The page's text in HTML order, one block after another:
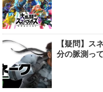
【疑問】ス
分の脈測っ